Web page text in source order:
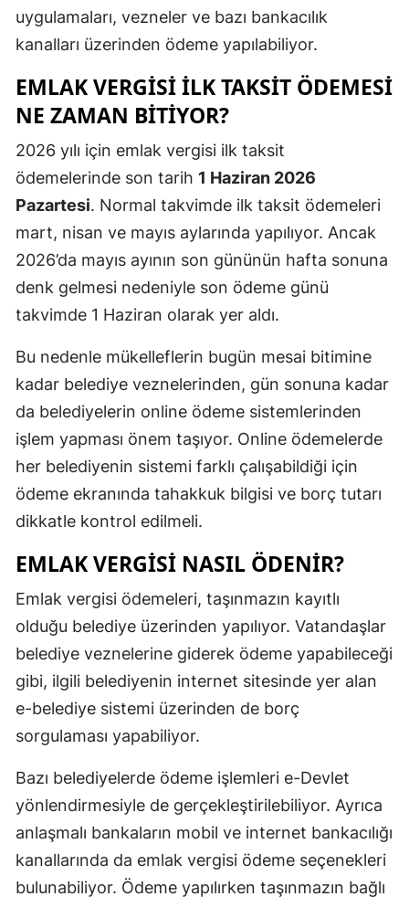
uygulamaları, vezneler ve bazı bankacılık
kanalları üzerinden ödeme yapılabiliyor.
EMLAK VERGISI ILK TAKSIT ÖDEMESI
NE ZAMAN BITIYOR?
2026 yılı için emlak vergisi ilk taksit
ödemelerinde son tarih 1 Haziran 2026
Pazartesi. Normal takvimde ilk taksit ödemeleri
mart, nisan ve mayıs aylarında yapılıyor. Ancak
2026’da mayıs ayının son gününün hafta sonuna
denk gelmesi nedeniyle son ödeme günü
takvimde 1 Haziran olarak yer aldı.
Bu nedenle mükelleflerin bugün mesai bitimine
kadar belediye veznelerinden, gün sonuna kadar
da belediyelerin online ödeme sistemlerinden
işlem yapması önem taşıyor. Online ödemelerde
her belediyenin sistemi farklı çalışabildiği için
ödeme ekranında tahakkuk bilgisi ve borç tutarı
dikkatle kontrol edilmeli.
EMLAK VERGISI NASIL ÖDENIR?
Emlak vergisi ödemeleri, taşınmazın kayıtlı
olduğu belediye üzerinden yapılıyor. Vatandaşlar
belediye veznelerine giderek ödeme yapabileceği
gibi, ilgili belediyenin internet sitesinde yer alan
e-belediye sistemi üzerinden de borç
sorgulaması yapabiliyor.
Bazı belediyelerde ödeme işlemleri e-Devlet
yönlendirmesiyle de gerçekleştirilebiliyor. Ayrıca
anlaşmalı bankaların mobil ve internet bankacılığı
kanallarında da emlak vergisi ödeme seçenekleri
bulunabiliyor. Ödeme yapılırken taşınmazın bağlı